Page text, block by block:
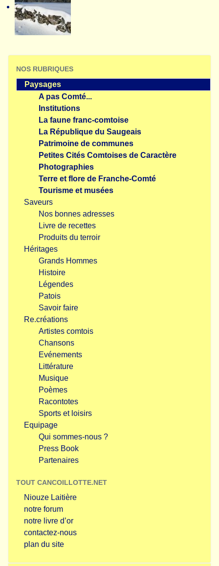
NOS RUBRIQUES
Paysages
A pas Comté...
Institutions
La faune franc-comtoise
La République du Saugeais
Patrimoine de communes
Petites Cités Comtoises de Caractère
Photographies
Terre et flore de Franche-Comté
Tourisme et musées
Saveurs
Nos bonnes adresses
Livre de recettes
Produits du terroir
Héritages
Grands Hommes
Histoire
Légendes
Patois
Savoir faire
Re.créations
Artistes comtois
Chansons
Evénements
Littérature
Musique
Poèmes
Racontotes
Sports et loisirs
Equipage
Qui sommes-nous ?
Press Book
Partenaires
TOUT CANCOILLOTTE.NET
Niouze Laitière
notre forum
notre livre d’or
contactez-nous
plan du site